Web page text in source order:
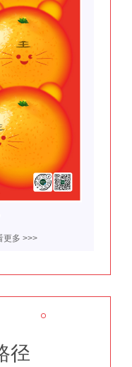
更多 >>>
径